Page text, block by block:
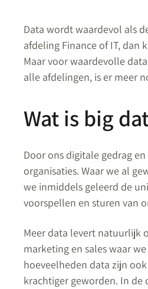
Data wordt waardevol als
afdeling Finance of IT, dan
Maar voor waardevolle
alle afdelingen, is er meer
Wat is big
Door ons digitale gedrag
organisaties. Waar we al
we inmiddels geleerd de
voorspellen en sturen van
Meer data levert natuurlijk
marketing en sales waar
hoeveelheden data zijn
krachtiger geworden. In